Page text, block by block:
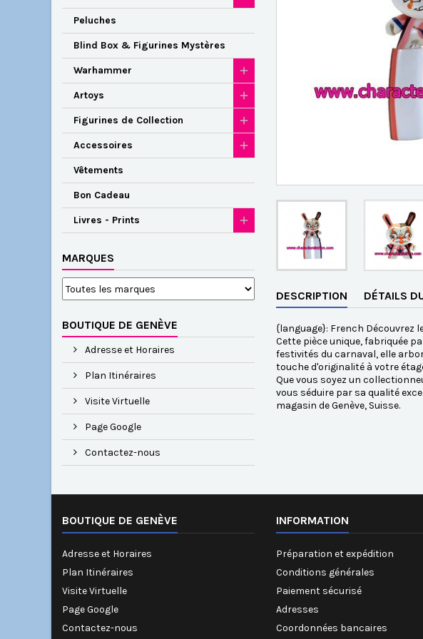
Peluches
Blind Box & Figurines Mystères
Warhammer
Artoys
Figurines de Collection
Accessoires
Vêtements
Bon Cadeau
Livres - Prints
MARQUES
BOUTIQUE DE GENÈVE
Adresse et Horaires
Plan Itinéraires
Visite Virtuelle
Page Google
Contactez-nous
DESCRIPTION DÉTAILS
{language}: French Découvrez
Cette pièce unique, fabriquée
festivités du carnaval, elle
touche d'originalité à votre
Que vous soyez un
vous séduire par sa qualité
magasin de Genève, Suisse.
BOUTIQUE DE GENÈVE
Adresse et Horaires
Plan Itinéraires
Visite Virtuelle
Page Google
Contactez-nous
INFORMATION
Préparation et expédition
Conditions générales
Paiement sécurisé
Adresses
Coordonnées bancaires